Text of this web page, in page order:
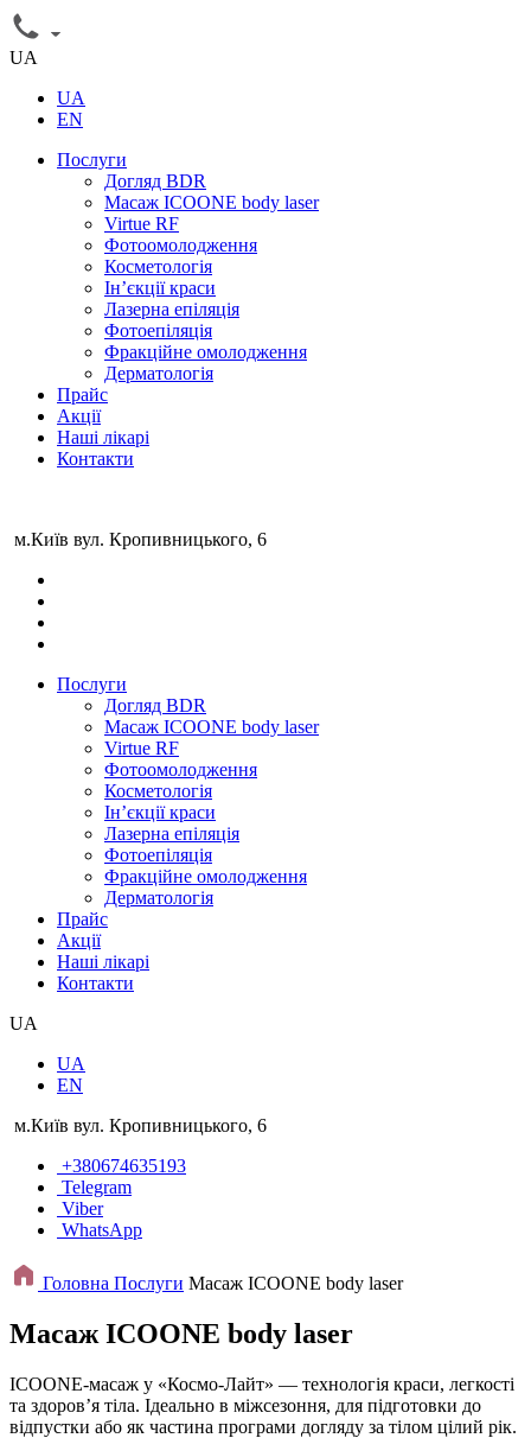
UA
UA
EN
Послуги
Догляд BDR
Масаж ICOONE body laser
Virtue RF
Фотоомолодження
Косметологія
Інʼєкції краси
Лазерна епіляція
Фотоепіляція
Фракційне омолодження
Дерматологія
Прайс
Акції
Наші лікарі
Контакти
м.Київ вул. Кропивницького, 6
Послуги
Догляд BDR
Масаж ICOONE body laser
Virtue RF
Фотоомолодження
Косметологія
Інʼєкції краси
Лазерна епіляція
Фотоепіляція
Фракційне омолодження
Дерматологія
Прайс
Акції
Наші лікарі
Контакти
UA
UA
EN
м.Київ вул. Кропивницького, 6
+380674635193
Telegram
Viber
WhatsApp
Головна Послуги Масаж ICOONE body laser
Масаж ICOONE body laser
ICOONE-масаж у «Космо-Лайт» — технологія краси, легкості
та здоров’я тіла. Ідеально в міжсезоння, для підготовки до
відпустки або як частина програми догляду за тілом цілий рік.